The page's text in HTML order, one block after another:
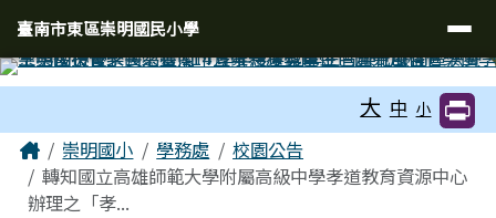
臺南市東區崇明國民小學
導覽列
臺南市東區崇明國民小學
大 中 小
主內容區域
Home崇明國小 學務處
校園公告
轉知國立高雄師範大學附屬高級中學孝道教育資源中心
辦理之「孝...
頁尾區域